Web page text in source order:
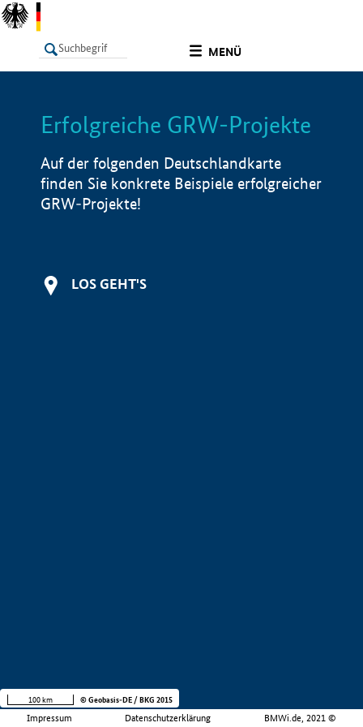
MENÜ
LISTE Info
Erfolgreiche GRW-Projekte
Auf der folgenden Deutschlandkarte
finden Sie konkrete Beispiele erfolgreicher
GRW-Projekte!
LOS GEHT'S
Impressum Datenschutzerklärung BMWi.de, 2021 ©
100 km © Geobasis-DE / BKG 2015